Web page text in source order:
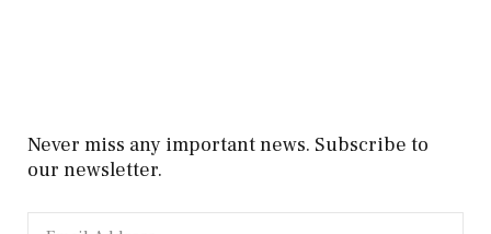
Never miss any important news. Subscribe to
our newsletter.